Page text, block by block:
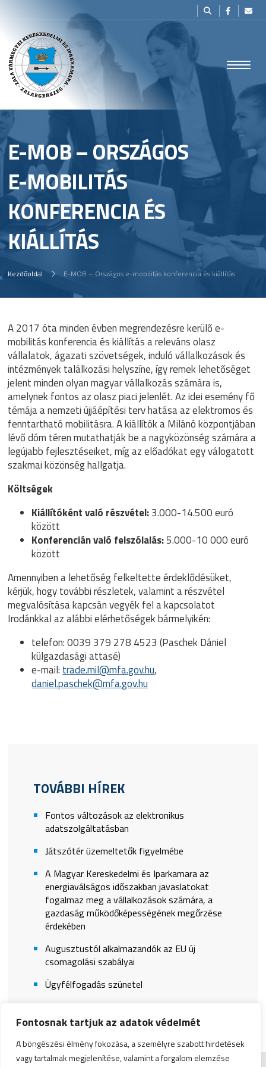
Fontosnak tartjuk az adatok védelmét
A böngészési élmény fokozása, a személyre szabott hirdetések
vagy tartalmak megjelenítése, valamint a forgalom elemzése
E-MOB – ORSZÁGOS
E-MOBILITÁS
KONFERENCIA ÉS
KIÁLLÍTÁS
Kezdőoldal E-MOB – Országos e-mobilitás konferencia és kiállítás
A 2017 óta minden évben megrendezésre kerülő e-
mobilitás konferencia és kiállítás a releváns olasz
vállalatok, ágazati szövetségek, induló vállalkozások és
intézmények találkozási helyszíne, így remek lehetőséget
jelent minden olyan magyar vállalkozás számára is,
amelynek fontos az olasz piaci jelenlét. Az idei esemény fő
témája a nemzeti újjáépítési terv hatása az elektromos és
fenntartható mobilitásra. A kiállítók a Milánó központjában
lévő dóm téren mutathatják be a nagyközönség számára a
legújabb fejlesztéseiket, míg az előadókat egy válogatott
szakmai közönség hallgatja.
Költségek
Kiállítóként való részvétel:3.000-14.500 euró
között
Konferencián való felszólalás:5.000-10 000 euró
között
Amennyiben a lehetőség felkeltette érdeklődésüket,
kérjük, hogy további részletek, valamint a részvétel
megvalósítása kapcsán vegyék fel a kapcsolatot
Irodánkkal az alábbi elérhetőségek bármelyikén:
telefon: 0039 379 278 4523 (Paschek Dániel
külgazdasági attasé)
e-mail: trade.mil@mfa.gov.hu,
daniel.paschek@mfa.gov.hu
TOVÁBBI HÍREK
Fontos változások az elektronikus
adatszolgáltatásban
Játszótér üzemeltetők figyelmébe
A Magyar Kereskedelmi és Iparkamara az
energiaválságos időszakban javaslatokat
fogalmaz meg a vállalkozások számára, a
gazdaság működőképességének megőrzése
érdekében
Augusztustól alkalmazandók az EU új
csomagolási szabályai
Ügyfélfogadás szünetel